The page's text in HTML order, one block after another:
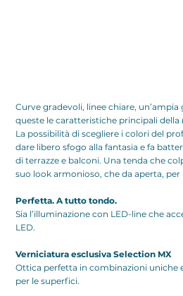
Curve gradevoli, linee chiare,
queste le caratteristiche principali della
La possibilità di scegliere i colori del
dare libero sfogo alla fantasia e fa
di terrazze e balconi. Una tenda che
suo look armonioso, che da aperta, per
Perfetta. A tutto tondo.
Sia l’illuminazione con LED-line che
LED.
Verniciatura esclusiva Selection MX
Ottica perfetta in combinazioni uniche
per le superfici.